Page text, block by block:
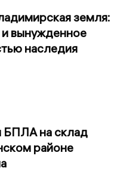
земля:
вынужденное
наследия
БПЛА на склад
районе